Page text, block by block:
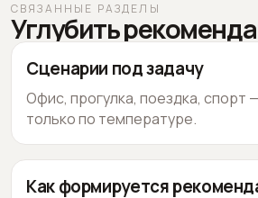
СВЯЗАННЫЕ РАЗДЕЛЫ
Углубить
Сценарии под задачу
Офис, прогулка, поездка, спорт
только по температуре.
Как формируется